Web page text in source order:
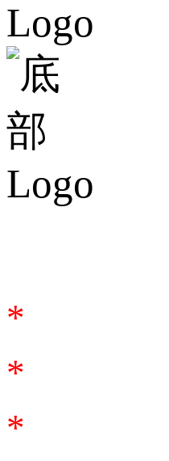
*
*
*